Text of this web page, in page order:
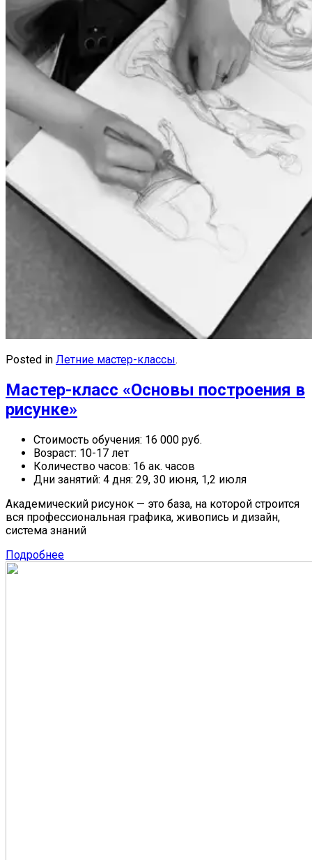
Posted in Летние мастер-классы.
Мастер-класс «Основы построения в
рисунке»
Стоимость обучения: 16 000 руб.
Возраст: 10-17 лет
Количество часов: 16 ак. часов
Дни занятий: 4 дня: 29, 30 июня, 1,2 июля
Академический рисунок — это база, на которой строится
вся профессиональная графика, живопись и дизайн,
система знаний
Подробнее